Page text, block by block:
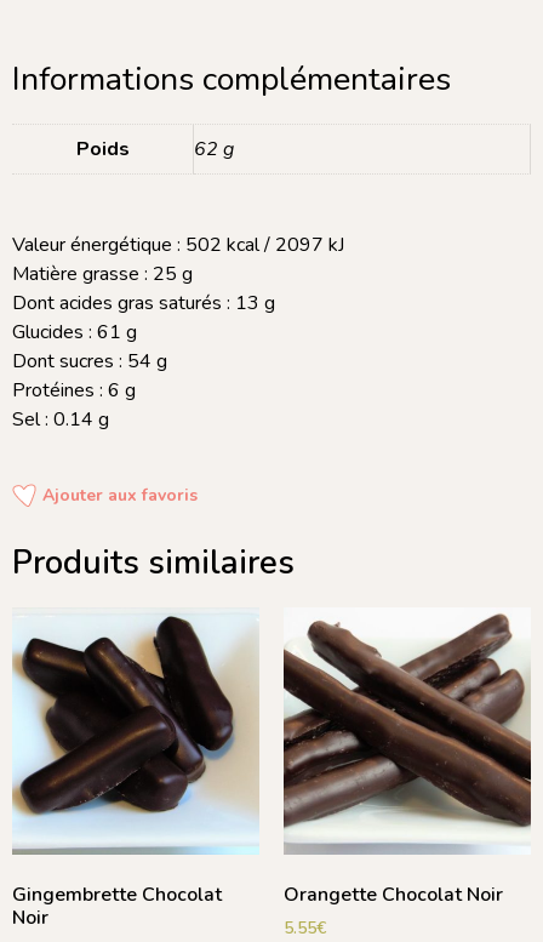
Informations complémentaires
Poids 62 g
Valeur énergétique : 502 kcal / 2097 kJ
Matière grasse : 25 g
Dont acides gras saturés : 13 g
Glucides : 61 g
Dont sucres : 54 g
Protéines : 6 g
Sel : 0.14 g
Ajouter aux favoris
Produits similaires
Gingembrette Chocolat
Noir
Orangette Chocolat Noir
5.55€